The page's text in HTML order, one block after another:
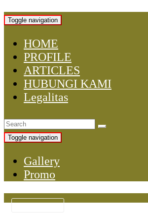
Toggle navigation
HOME
PROFILE
ARTICLES
HUBUNGI KAMI
Legalitas
Toggle navigation
Gallery
Promo
KATEGORI